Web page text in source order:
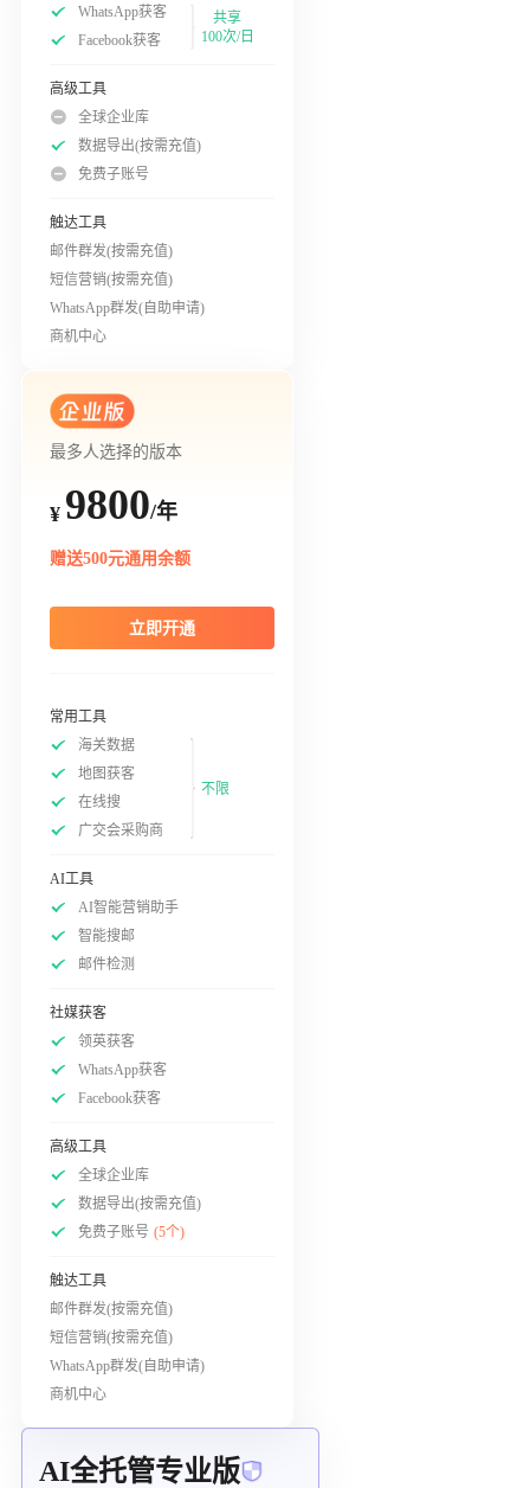
WhatsApp获客
Facebook获客
共享
100次/日
高级工具
全球企业库
数据导出(按需充值)
免费子账号
触达工具
邮件群发(按需充值)
短信营销(按需充值)
WhatsApp群发(自助申请)
商机中心
最多人选择的版本
¥ 9800/年
赠送500元通用余额
立即开通
常用工具
海关数据
地图获客
在线搜
广交会采购商
不限
AI工具
AI智能营销助手
智能搜邮
邮件检测
社媒获客
领英获客
WhatsApp获客
Facebook获客
高级工具
全球企业库
数据导出(按需充值)
免费子账号 (5个)
触达工具
邮件群发(按需充值)
短信营销(按需充值)
WhatsApp群发(自助申请)
商机中心
AI全托管专业版